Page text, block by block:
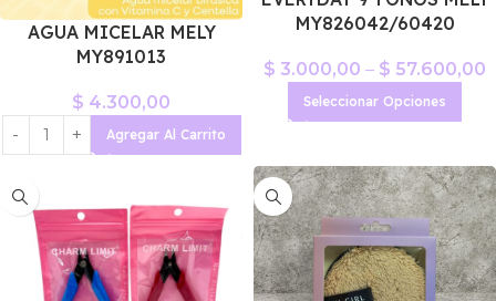
AGUA MICELAR MELY
MY891013
$ 4.300,00
Agregar Al Carrito
MY826042/60420
$ 3.000,00 – $ 57.600,00
Seleccionar Opciones